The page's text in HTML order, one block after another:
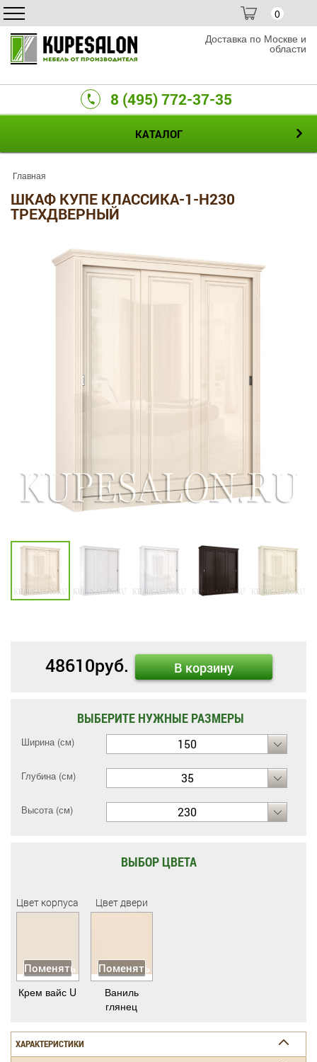
0
Доставка по Москве и
области
8 (495) 772-37-35
КАТАЛОГ
Главная
ШКАФ КУПЕ КЛАССИКА-1-H230
ТРЕХДВЕРНЫЙ
48610руб. В корзину
ВЫБЕРИТЕ НУЖНЫЕ РАЗМЕРЫ
Ширина (см) 150
Глубина (см) 35
Высота (см) 230
ВЫБОР ЦВЕТА
Цвет корпуса
Поменять
Крем вайс U
Цвет двери
Поменять
Ваниль
глянец
ХАРАКТЕРИСТИКИ